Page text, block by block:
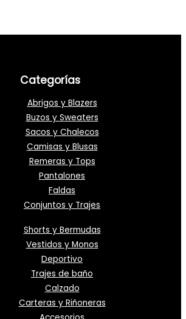
Categorías
Abrigos y Blazers
Buzos y Sweaters
Sacos y Chalecos
Camisas y Blusas
Remeras y Tops
Pantalones
Faldas
Conjuntos y Trajes
Shorts y Bermudas
Vestidos y Monos
Deportivo
Trajes de baño
Calzado
Carteras y Riñoneras